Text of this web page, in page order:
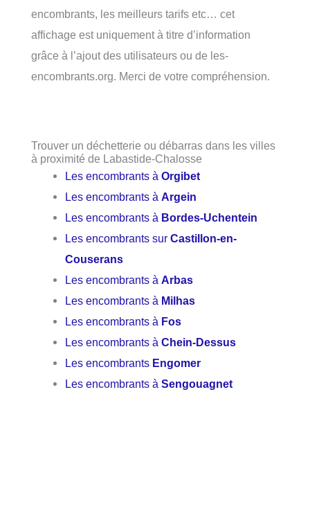
encombrants, les meilleurs tarifs etc… cet
affichage est uniquement à titre d’information
grâce à l’ajout des utilisateurs ou de les-
encombrants.org. Merci de votre compréhension.
Trouver un déchetterie ou débarras dans les villes
à proximité de Labastide-Chalosse
Les encombrants àOrgibet
Les encombrants àArgein
Les encombrants à Bordes-Uchentein
Les encombrants surCastillon-en-
Couserans
Les encombrants àArbas
Les encombrants à Milhas
Les encombrants à Fos
Les encombrants àChein-Dessus
Les encombrants Engomer
Les encombrants àSengouagnet